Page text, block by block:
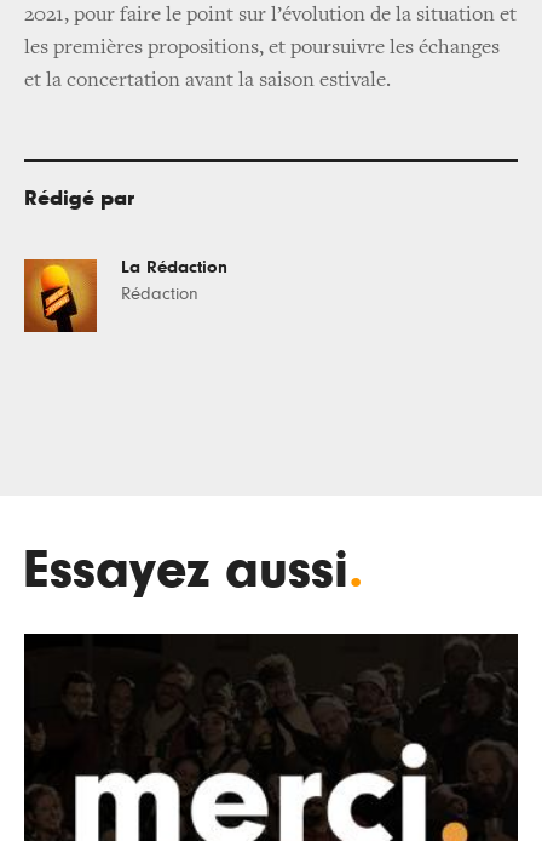
2021, pour faire le point sur l’évolution de la situation et
les premières propositions, et poursuivre les échanges
et la concertation avant la saison estivale.
Rédigé par
La Rédaction
Rédaction
Essayez aussi.